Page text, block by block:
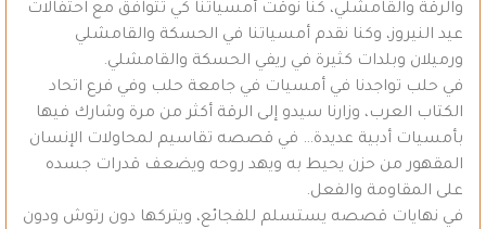
والرقة والقامشلي، كنا نوقت أمسياتنا كي تتوافق مع احتفالات
عيد النيروز، وكنا نقدم أمسياتنا في الحسكة والقامشلي
ورميلان وبلدات كثيرة في ريفي الحسكة والقامشلي.
في حلب تواجدنا في أمسيات في جامعة حلب وفي فرع اتحاد
الكتاب العرب، وزارنا سيدو إلى الرقة أكثر من مرة وشارك فيها
بأمسيات أدبية عديدة… في قصصه تقاسيم لمحاولات الإنسان
المقهور من حزن يحيط به ويهد روحه ويضعف قدرات جسده
على المقاومة والفعل.
في نهايات قصصه يستسلم للفجائع، ويتركها دون رتوش ودون